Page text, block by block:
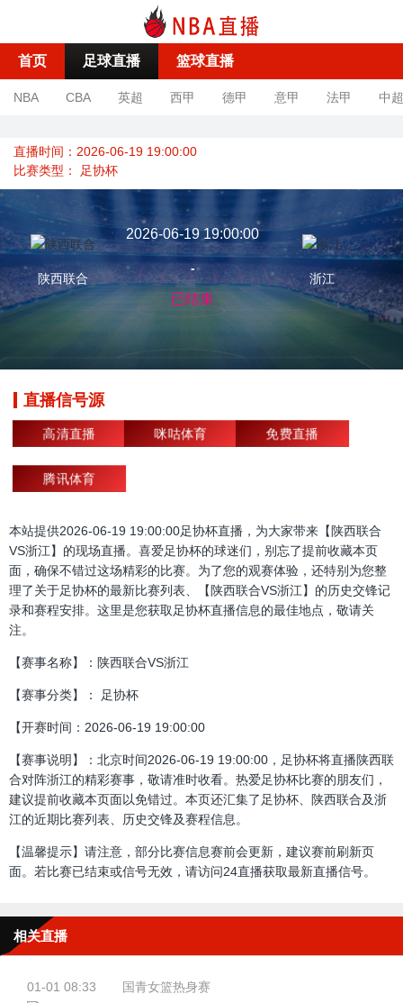
首页 足球直播 篮球直播
NBA CBA 英超 西甲 德甲 意甲 法甲 中超
直播时间：2026-06-19 19:00:00
比赛类型： 足协杯
陕西联合
2026-06-19 19:00:00
-
已结束
浙江
直播信号源
高清直播 咪咕体育 免费直播
腾讯体育
本站提供2026-06-19 19:00:00足协杯直播，为大家带来【陕西联合
VS浙江】的现场直播。喜爱足协杯的球迷们，别忘了提前收藏本页
面，确保不错过这场精彩的比赛。为了您的观赛体验，还特别为您整
理了关于足协杯的最新比赛列表、【陕西联合VS浙江】的历史交锋记
录和赛程安排。这里是您获取足协杯直播信息的最佳地点，敬请关
注。
【赛事名称】：陕西联合VS浙江
【赛事分类】： 足协杯
【开赛时间：2026-06-19 19:00:00
【赛事说明】：北京时间2026-06-19 19:00:00，足协杯将直播陕西联
合对阵浙江的精彩赛事，敬请准时收看。热爱足协杯比赛的朋友们，
建议提前收藏本页面以免错过。本页还汇集了足协杯、陕西联合及浙
江的近期比赛列表、历史交锋及赛程信息。
【温馨提示】请注意，部分比赛信息赛前会更新，建议赛前刷新页
面。若比赛已结束或信号无效，请访问24直播获取最新直播信号。
相关直播
01-01 08:33
国青女篮热身赛